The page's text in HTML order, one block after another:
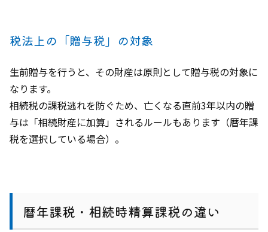
税法上の「贈与税」の対象
生前贈与を行うと、その財産は原則として贈与税の対象に
なります。
相続税の課税逃れを防ぐため、亡くなる直前3年以内の贈
与は「相続財産に加算」されるルールもあります（暦年課
税を選択している場合）。
暦年課税・相続時精算課税の違い